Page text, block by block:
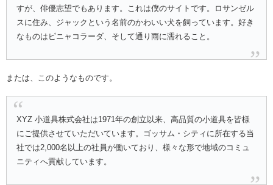
すが、俳優志望でもあります。これは僕のサイトです。ロサンゼル
スに住み、ジャックという名前のかわいい犬を飼っています。好き
なものはピニャコラーダ、そして通り雨に濡れること。
または、このようなものです。
XYZ 小道具株式会社は1971年の創立以来、高品質の小道具を皆様
にご提供させていただいています。ゴッサム・シティに所在する当
社では2,000名以上の社員が働いており、様々な形で地域のコミュ
ニティへ貢献しています。